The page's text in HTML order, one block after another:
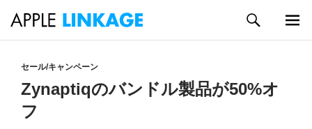
索
セール/キャンペーン
Zynaptiqのバンドル製品が50%オ
フ